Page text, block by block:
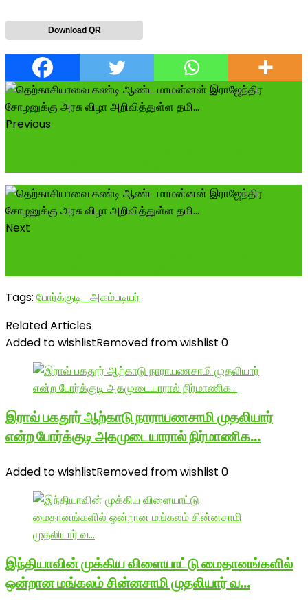
Download QR
Previous
Next
Tags: போர்க்குடி_அகம்படியர்
Related Articles
Added to wishlistRemoved from wishlist 0
இராவ் பகதூர் ஆற்காடு நாராயணசாமி முதலியார்
என்ற போர்க்குடி அகமுடையாரால் நிர்மாணிக…
Added to wishlistRemoved from wishlist 0
இந்தியாவின் முக்கிய விளையாட்டு மைதானங்களில்
ஒன்றான மங்கலம் சின்னசாமி முதலியார் வ…